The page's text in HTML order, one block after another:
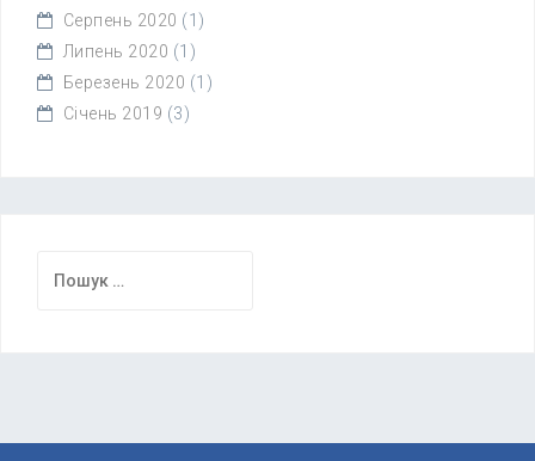
Серпень 2020 (1)
Липень 2020 (1)
Березень 2020 (1)
Січень 2019 (3)